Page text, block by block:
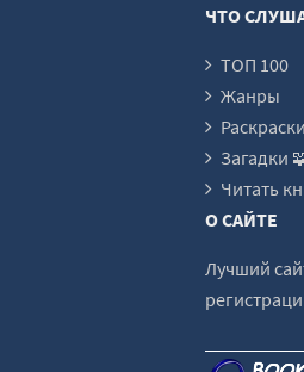
ЧТО
ТОП 100
Жанры
Загадки
Читать
О САЙТЕ
Лучший